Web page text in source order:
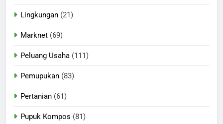
Lingkungan (21)
Marknet (69)
Peluang Usaha (111)
Pemupukan (83)
Pertanian (61)
Pupuk Kompos (81)